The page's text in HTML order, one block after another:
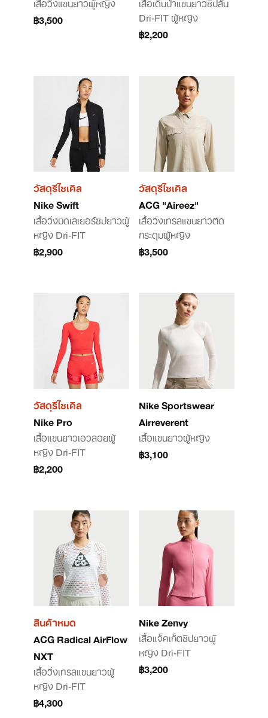
฿3,500
Dri-FIT ผู้หญิง
฿2,200
วัสดุรีไซเคิล
Nike Swift
เสื้อวิ่งมิดเลเยอร์ซิปยาวผู้
หญิง Dri-FIT
฿2,900
วัสดุรีไซเคิล
ACG "Aireez"
เสื้อวิ่งเทรลแขนยาวติด
กระดุมผู้หญิง
฿3,500
วัสดุรีไซเคิล
Nike Pro
เสื้อแขนยาวเอวลอยผู้
หญิง Dri-FIT
฿2,200
Nike Sportswear
Airreverent
เสื้อแขนยาวผู้หญิง
฿3,100
สินค้าหมด
ACG Radical AirFlow
NXT
เสื้อวิ่งเทรลแขนยาวผู้
หญิง Dri-FIT
฿4,300
Nike Zenvy
เสื้อแจ็คเก็ตซิปยาวผู้
หญิง Dri-FIT
฿3,200